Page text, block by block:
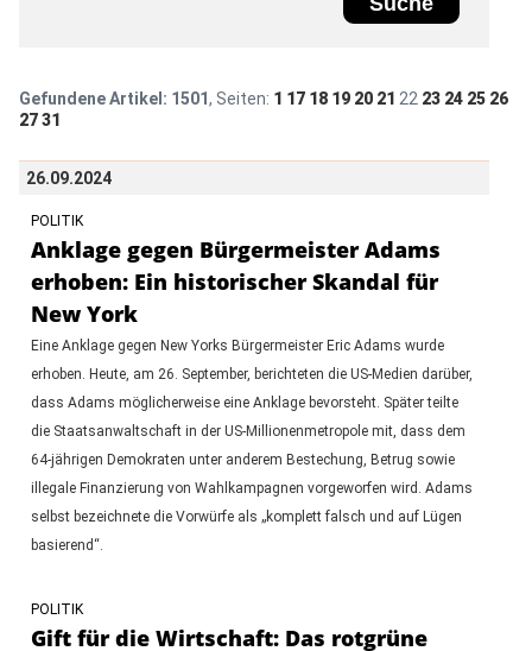
Gefundene Artikel: 1501, Seiten: 1 17 18 19 20 21 22 23 24 25 26
27 31
26.09.2024
POLITIK
Anklage gegen Bürgermeister Adams
erhoben: Ein historischer Skandal für
New York
Eine Anklage gegen New Yorks Bürgermeister Eric Adams wurde
erhoben. Heute, am 26. September, berichteten die US-Medien darüber,
dass Adams möglicherweise eine Anklage bevorsteht. Später teilte
die Staatsanwaltschaft in der US-Millionenmetropole mit, dass dem
64-jährigen Demokraten unter anderem Bestechung, Betrug sowie
illegale Finanzierung von Wahlkampagnen vorgeworfen wird. Adams
selbst bezeichnete die Vorwürfe als „komplett falsch und auf Lügen
basierend“.
POLITIK
Gift für die Wirtschaft: Das rotgrüne